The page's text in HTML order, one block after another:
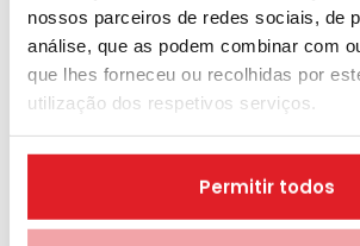
nossos parceiros de redes sociais, de
análise, que as podem combinar com
que lhes forneceu ou recolhidas por
utilização dos respetivos serviços.
Permitir todos
Agilidade distinguida como Best